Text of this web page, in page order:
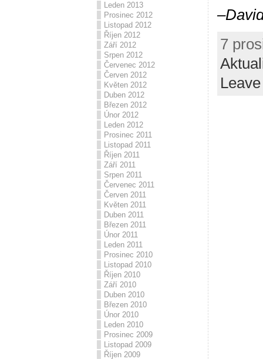
Leden 2013
Prosinec 2012
Listopad 2012
Říjen 2012
Září 2012
Srpen 2012
Červenec 2012
Červen 2012
Květen 2012
Duben 2012
Březen 2012
Únor 2012
Leden 2012
Prosinec 2011
Listopad 2011
Říjen 2011
Září 2011
Srpen 2011
Červenec 2011
Červen 2011
Květen 2011
Duben 2011
Březen 2011
Únor 2011
Leden 2011
Prosinec 2010
Listopad 2010
Říjen 2010
Září 2010
Duben 2010
Březen 2010
Únor 2010
Leden 2010
Prosinec 2009
Listopad 2009
Říjen 2009
7